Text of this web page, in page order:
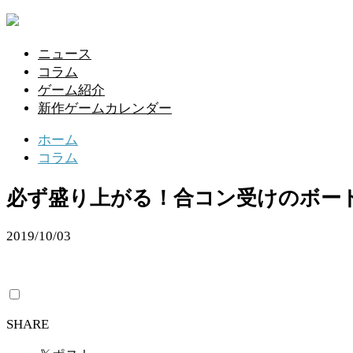
ニュース
コラム
ゲーム紹介
新作ゲームカレンダー
ホーム
コラム
必ず盛り上がる！合コン受けのボー
2019/10/03
SHARE